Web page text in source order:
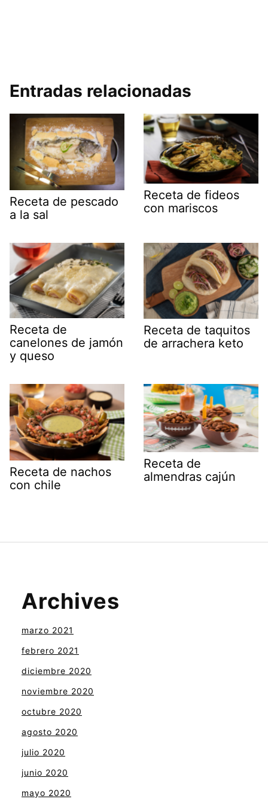
Entradas relacionadas
Receta de pescado
a la sal
Receta de fideos
con mariscos
Receta de
canelones de jamón
y queso
Receta de taquitos
de arrachera keto
Receta de nachos
con chile
Receta de
almendras cajún
Archives
marzo 2021
febrero 2021
diciembre 2020
noviembre 2020
octubre 2020
agosto 2020
julio 2020
junio 2020
mayo 2020